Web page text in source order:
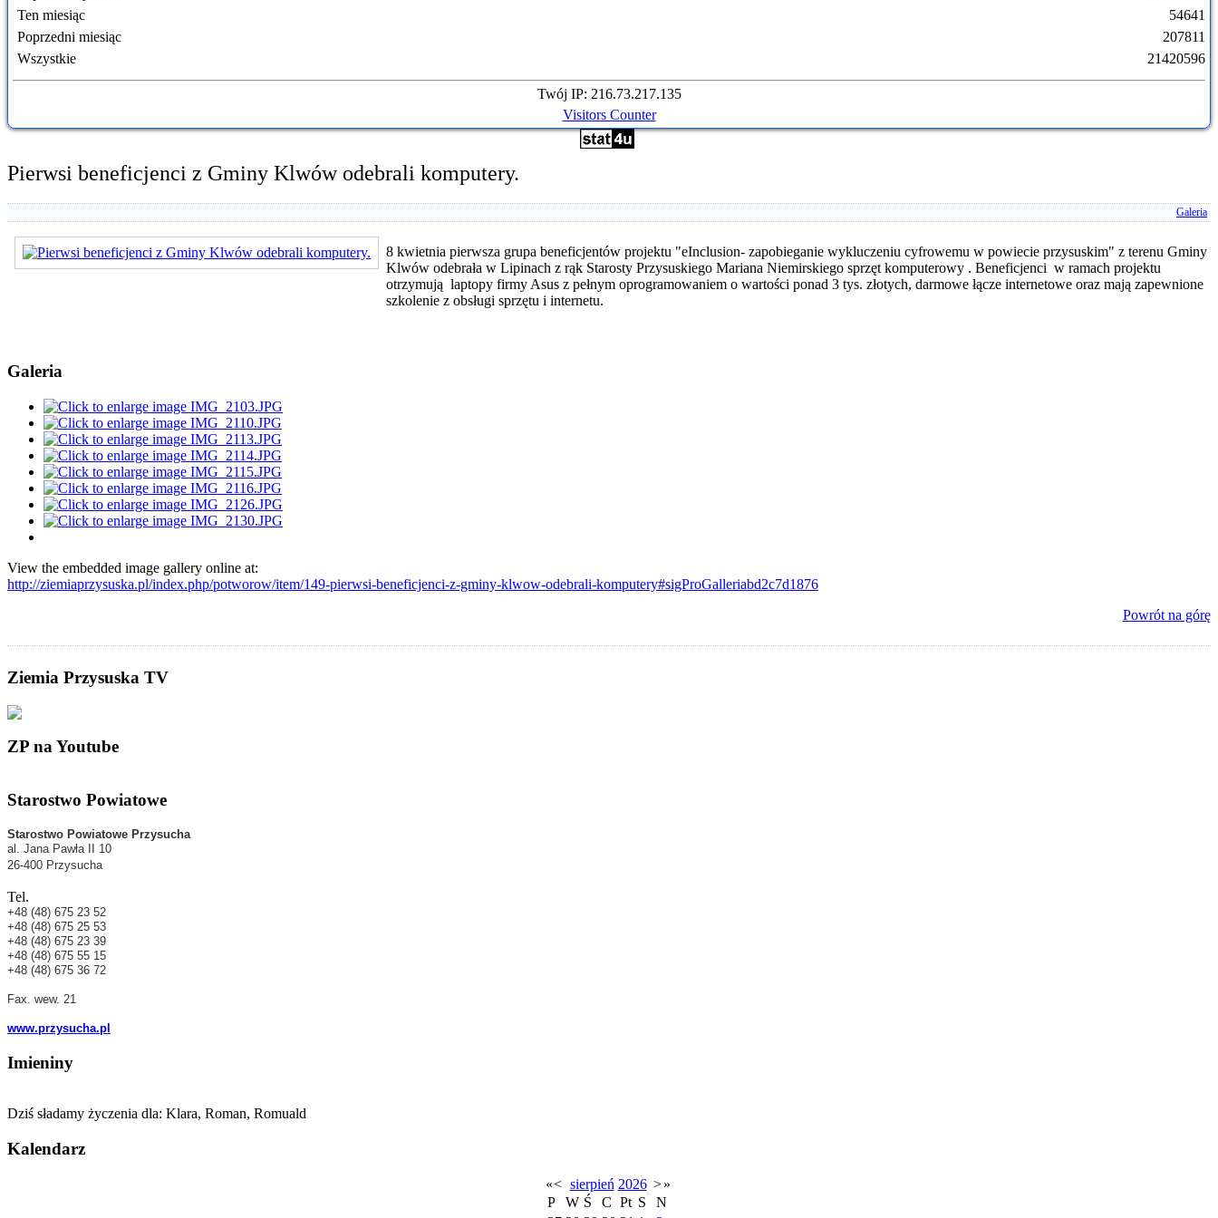
Ten miesiąc
Poprzedni miesiąc
Wszystkie
54641
207811
21420596
Twój IP: 216.73.217.135
Visitors Counter
Pierwsi beneficjenci z Gminy Klwów odebrali komputery.
Galeria
8 kwietnia pierwsza grupa beneficjentów projektu "eInclusion- zapobieganie wykluczeniu cyfrowemu w powiecie przysuskim" z terenu Gminy
Klwów odebrała w Lipinach z rąk Starosty Przysuskiego Mariana Niemirskiego sprzęt komputerowy . Beneficjenci w ramach projektu
otrzymują laptopy firmy Asus z pełnym oprogramowaniem o wartości ponad 3 tys. złotych, darmowe łącze internetowe oraz mają zapewnione
szkolenie z obsługi sprzętu i internetu.
Galeria
View the embedded image gallery online at:
http://ziemiaprzysuska.pl/index.php/potworow/item/149-pierwsi-beneficjenci-z-gminy-klwow-odebrali-komputery#sigProGalleriabd2c7d1876
Powrót na górę
Ziemia Przysuska TV
ZP na Youtube
Starostwo Powiatowe
Starostwo Powiatowe Przysucha
al. Jana Pawła II 10
26-400 Przysucha
Tel.
+48 (48) 675 23 52
+48 (48) 675 25 53
+48 (48) 675 23 39
+48 (48) 675 55 15
+48 (48) 675 36 72
Fax. wew. 21
www.przysucha.pl
Imieniny
Dziś sładamy życzenia dla: Klara, Roman, Romuald
Kalendarz
«< sierpień 2026 >»
P
W Ś C Pt S
N